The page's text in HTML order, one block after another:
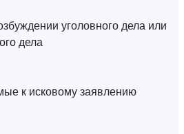
уголовного дела или
дела
к исковому заявлению